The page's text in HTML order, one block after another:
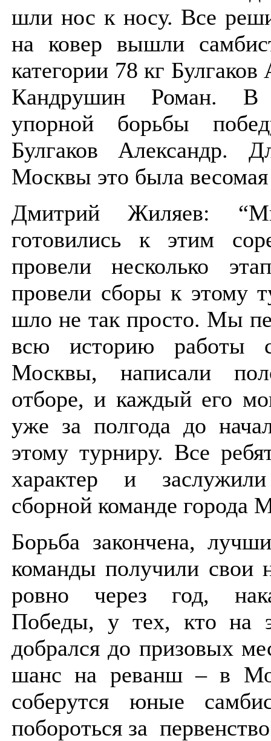
шли нос к носу. Все
на ковер вышли
категории 78 кг Булгаков
Кандрушин Роман. В
упорной борьбы
Булгаков Александр.
Москвы это была
Дмитрий Жиляев:
готовились к этим
провели несколько
провели сборы к этому
шло не так просто. Мы
всю историю работы
Москвы, написали
отборе, и каждый его
уже за полгода до
этому турниру. Все
характер и
сборной команде города
Борьба закончена,
команды получили свои
ровно через год,
Победы, у тех, кто на
добрался до призовых
шанс на реванш – в
соберутся юные
побороться за